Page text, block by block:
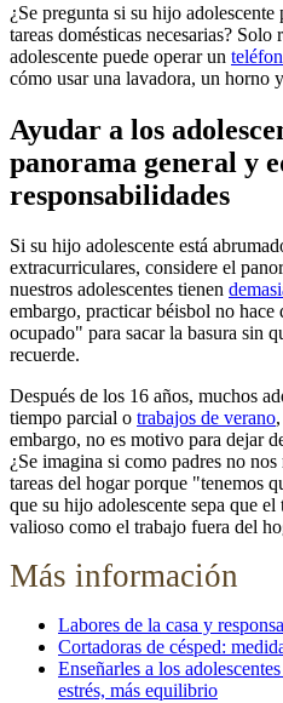
¿Se pregunta si su hijo
tareas domésticas necesarias?
adolescente puede operar un
cómo usar una lavadora, un horno
Ayudar a los
panorama general y
responsabilidades
Si su hijo adolescente está
extracurriculares, considere el
nuestros adolescentes tienen
embargo, practicar béisbol no hace
ocupado" para sacar la basura sin
recuerde.
Después de los 16 años, muchos
tiempo parcial o trabajos de verano
embargo, no es motivo para dejar
¿Se imagina si como padres no
tareas del hogar porque "tenemos
que su hijo adolescente sepa que
valioso como el trabajo fuera del
Más información
Labores de la casa y
Cortadoras de césped:
Enseñarles a los
estrés, más equilibrio